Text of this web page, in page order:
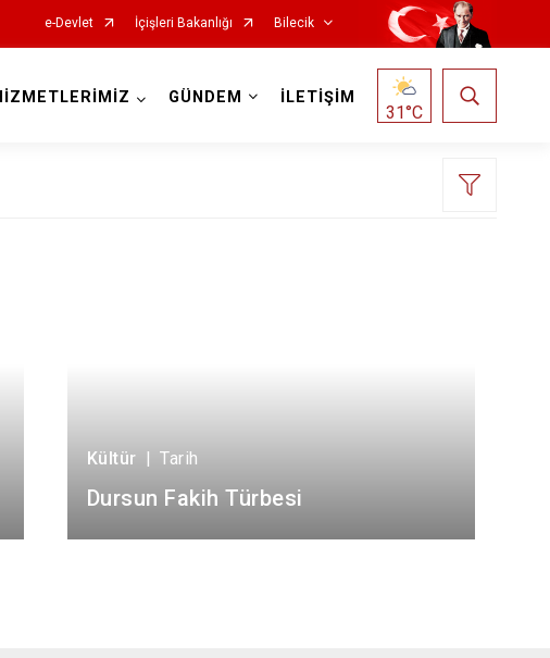
e-Devlet İçişleri Bakanlığı Bilecik
GÜNDEM İLETİŞİM
31°C
Kültür | Tarih
Dursun Fakih Türbesi